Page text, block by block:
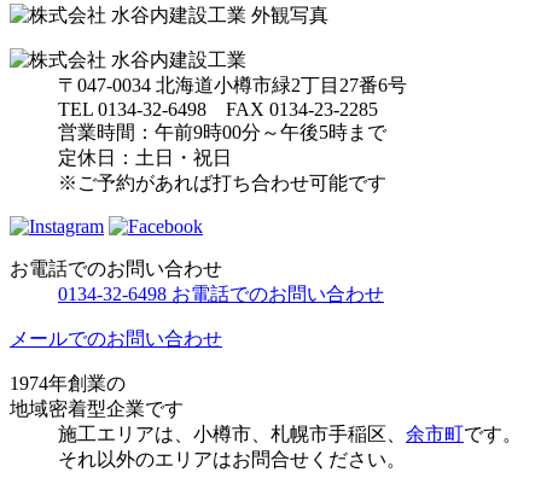
〒047-0034 北海道小樽市緑2丁目27番6号
TEL 0134-32-6498 FAX 0134-23-2285
営業時間：午前9時00分～午後5時まで
定休日：土日・祝日
※ご予約があれば打ち合わせ可能です
お電話でのお問い合わせ
0134-32-6498 お電話でのお問い合わせ
メールでのお問い合わせ
1974年創業の
地域密着型企業です
施⼯エリアは、⼩樽市、札幌市手稲区、 余市町です。
それ以外のエリアはお問合せください。